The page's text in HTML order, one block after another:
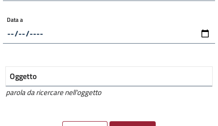
Data a
Oggetto
parola da ricercare nell'oggetto